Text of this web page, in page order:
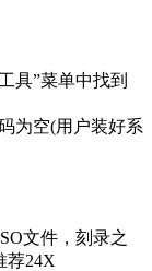
具”菜单中找到
为空(用户装好系
文件，刻录之
荐24X